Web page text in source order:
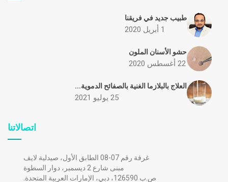
طبيب جديد في فريقنا
1 أبريل 2020
حشو الأسنان الملون
22 أغسطس 2020
العلاج بالبلازما الغنية بالصفائح الدموية...
25 يوليو 2021
اتصالاتنا
غرفة رقم 07-08 الطابق الأول، صيدلية لايف
مبنى شارع 2 ديسمبر، دوار السطوة
ص.ب 126590، دبي، الإمارات العربية المتحدة.